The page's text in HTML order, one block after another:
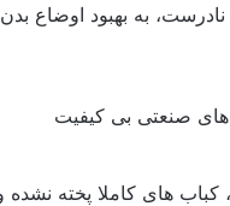
به بهبود اوضاع
های صنعتی بی کیفیت
های کاملا پخته نشده